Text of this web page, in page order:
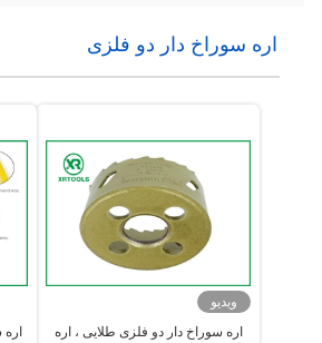
اره سوراخ دار دو فلزی
ویدیو
اره سوراخ دار دو فلزی طلایی ، اره